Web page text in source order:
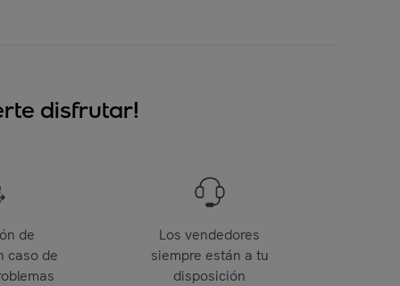
disfrutar!
de
caso de
Los vendedores
siempre están a tu
disposición